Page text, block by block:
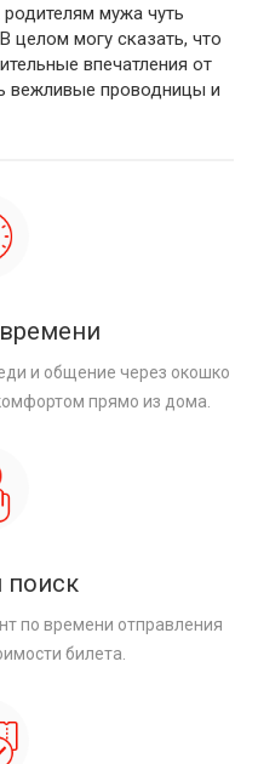
родителям мужа чуть
целом могу сказать, что
впечатления от
вежливые проводницы и
и общение через окошко
прямо из дома.
по времени отправления
билета.